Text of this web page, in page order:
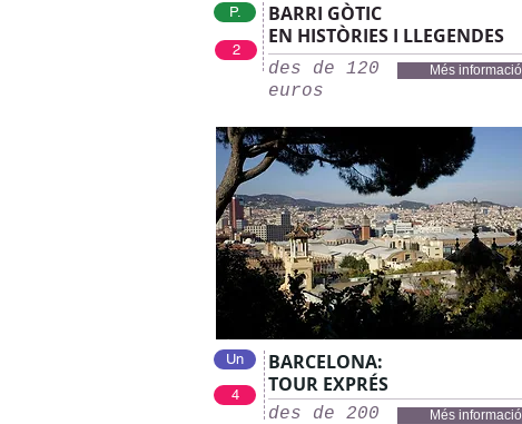
P.
2
BARRI GÒTIC
EN HISTÒRIES I LLEGENDES
Més informació
des de 120
euros
Un
4
BARCELONA:
TOUR EXPRÉS
des de 200
Més informació